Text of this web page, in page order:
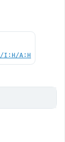
I:H/A:H